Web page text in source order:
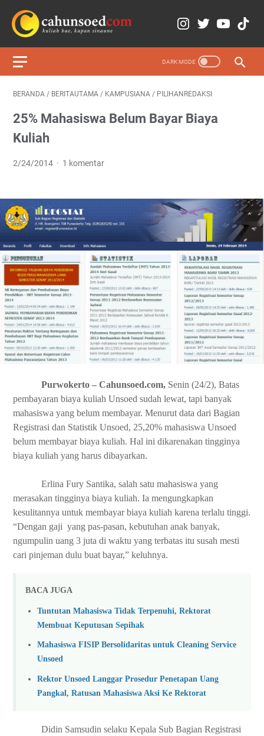
BERANDA / BERITAUTAMA / KAMPUSIANA / PILIHANREDAKSI
25% Mahasiswa Belum Bayar Biaya
Kuliah
2/24/2014 1 komentar
Purwokerto – Cahunsoed.com, Senin (24/2), Batas
pembayaran biaya kuliah Unsoed sudah lewat, tapi banyak
mahasiswa yang belum membayar. Menurut data dari Bagian
Registrasi dan Statistik Unsoed, 25,20% mahasiswa Unsoed
belum membayar biaya kuliah. Hal ini dikarenakan tingginya
biaya kuliah yang harus dibayarkan.
Erlina Fury Santika, salah satu mahasiswa yang
merasakan tingginya biaya kuliah. Ia mengungkapkan
kesulitannya untuk membayar biaya kuliah karena terlalu tinggi.
“Dengan gaji yang pas-pasan, kebutuhan anak banyak,
ngumpulin uang 3 juta di waktu yang terbatas itu susah mesti
cari pinjeman dulu buat bayar,” keluhnya.
BACA JUGA
Tuntutan Mahasiswa Tidak Terpenuhi, Rektorat
Membuat Keputusan Sepihak
Mahasiswa FISIP Bersolidaritas untuk Cleaning Service
Unsoed
Rektor Unsoed Langgar Prosedur Penetapan Uang
Pangkal, Ratusan Mahasiswa Aksi Ke Rektorat
Didin Samsudin selaku Kepala Sub Bagian Registrasi